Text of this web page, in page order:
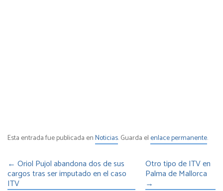
Esta entrada fue publicada enNoticias. Guarda elenlace permanente.
← Oriol Pujol abandona dos de sus
cargos tras ser imputado en el caso
ITV
Otro tipo de ITV en
Palma de Mallorca
→